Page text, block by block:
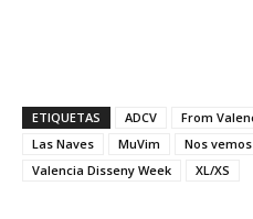
ETIQUETAS ADCV From
Las Naves
MuVim Nos
Valencia Disseny Week
XL/XS